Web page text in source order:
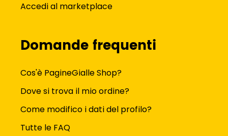
Accedi al marketplace
Domande frequenti
Cos'è PagineGialle Shop?
Dove si trova il mio ordine?
Come modifico i dati del profilo?
Tutte le FAQ